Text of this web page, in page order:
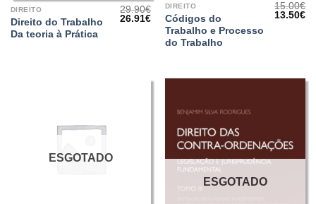
DIREITO
Direito do Trabalho
Da teoria à Prática
29.90€
O
26.91€O
preço
atual
DIREITO
Códigos do
Trabalho e Processo
do Trabalho
15.00€
O
13.50€O
ESGOTADO
ESGOTADO